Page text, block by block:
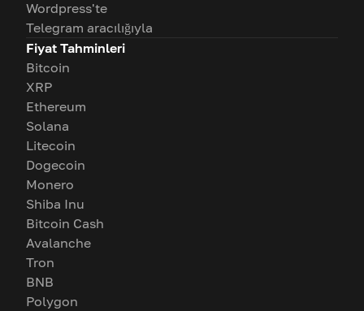
Wordpress'te
Telegram aracılığıyla
Fiyat Tahminleri
Bitcoin
XRP
Ethereum
Solana
Litecoin
Dogecoin
Monero
Shiba Inu
Bitcoin Cash
Avalanche
Tron
BNB
Polygon